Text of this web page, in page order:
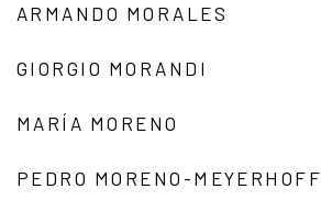
ARMANDO MORALES
GIORGIO MORANDI
MARÍA MORENO
PEDRO MORENO-MEYERHOFF